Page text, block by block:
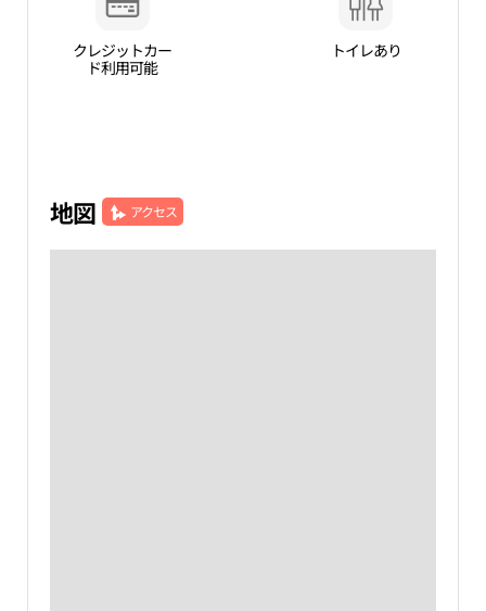
クレジットカー
ド利用可能
トイレあり
地図 アクセス